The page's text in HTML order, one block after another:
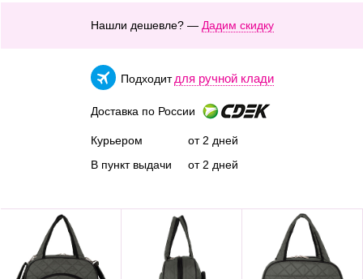
Нашли дешевле? — Дадим скидку
Подходит для ручной клади
Доставка по России
Курьером
В пункт выдачи
от 2 дней
от 2 дней